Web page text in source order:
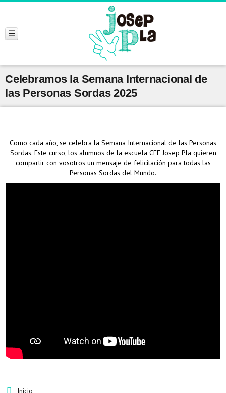
Celebramos la Semana Internacional de
las Personas Sordas 2025
Como cada año, se celebra la Semana Internacional de las Personas
Sordas. Este curso, los alumnos de la escuela CEE Josep Pla quieren
compartir con vosotros un mensaje de felicitación para todas las
Personas Sordas del Mundo.
Inicio